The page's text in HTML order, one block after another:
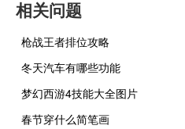
相关问题
枪战王者排位攻略
冬天汽车有哪些功能
梦幻西游4技能大全图片
春节穿什么简笔画